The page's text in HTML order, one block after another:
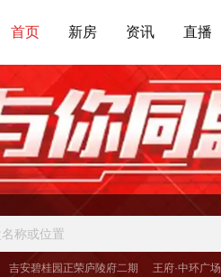
首页 新房 资讯 直播
吉安碧桂园正荣庐陵府二期 王府·中环广场